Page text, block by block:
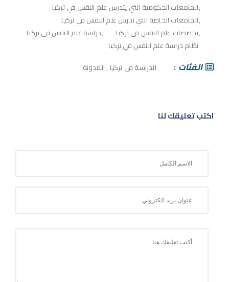
الجامعات الحكومية التي يتدرس علم النفس في تركيا
الجامعات الخاصة التي تدرس علم النفس في تركيا
تخصصات علم النفس في تركيا
دراسة علم النفس في تركيا
نظام دراسة علم النفس في تركيا
الفئات الدراسة في تركيا ,المدونة
اكتب تعليقك لنا